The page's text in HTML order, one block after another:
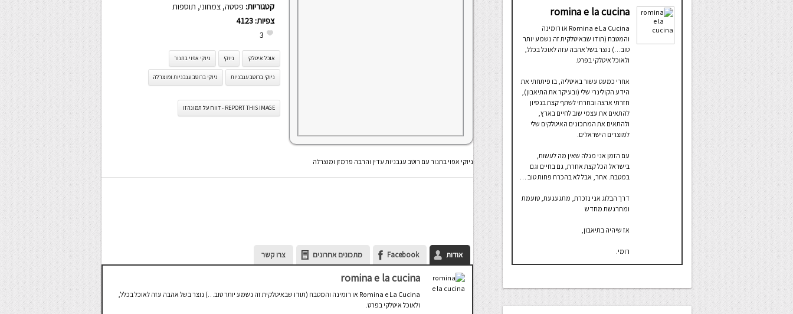
קטגוריות: פסטה, צמחוני, תוספות
צפיות: 4123
3
אוכל איטלקי ניוקי ניוקי אפוי בתנור
ניוקי ברוטב עגבניות ניוקי ברוטב עגבניות ומוצרלה
REPORT THIS IMAGE - דווח על תמונה זו
ניוקי אפוי בתנור עם רוטב עגבניות עדין והרבה פרמזן ומוצרלה
אודות Facebook מתכונים אחרונים צרו קשר
romina e la cucina
Romina e La Cucina או רומינה והמטבח (תודו שבאיטלקית זה נשמע יותר טוב…) נוצר בשל אהבה עזה לאוכל בכלל,
ולאוכל איטלקי בפרט.
romina e la cucina
Romina e La Cucina או רומינה
והמטבח (תודו שבאיטלקית זה נשמע יותר
טוב…) נוצר בשל אהבה עזה לאוכל בכלל,
ולאוכל איטלקי בפרט.
אחרי כמעט עשור באיטליה, בו פיתחתי את
הידע הקולינרי שלי (ובעיקר את התיאבון),
חזרתי ארצה ובחרתי לשתף קצת בנסיון
להתאים את עצמי שוב לחיים בארץ,
ולהתאים את המתכונים האיטלקים שלי
למוצרים הישראלים.
עם הזמן אני מגלה שאין מה לעשות,
בישראל הכל קצת אחרת, גם בחיים וגם
במטבח. אחר, אבל לא בהכרח פחות טוב …
דרך הבלוג אני נזכרת, מתגעגעת, טועמת
ומתרגשת מחדש
אז שיהיה בתיאבון,
רומי.